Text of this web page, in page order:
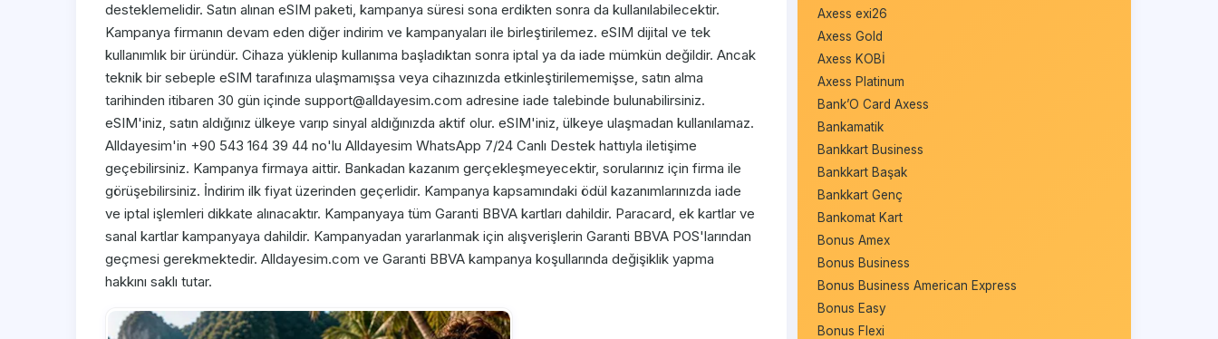
desteklemelidir. Satın alınan eSIM paketi, kampanya süresi sona erdikten sonra da kullanılabilecektir.
Kampanya firmanın devam eden diğer indirim ve kampanyaları ile birleştirilemez. eSIM dijital ve tek
kullanımlık bir üründür. Cihaza yüklenip kullanıma başladıktan sonra iptal ya da iade mümkün değildir. Ancak
teknik bir sebeple eSIM tarafınıza ulaşmamışsa veya cihazınızda etkinleştirilememişse, satın alma
tarihinden itibaren 30 gün içinde support@alldayesim.com adresine iade talebinde bulunabilirsiniz.
eSIM'iniz, satın aldığınız ülkeye varıp sinyal aldığınızda aktif olur. eSIM'iniz, ülkeye ulaşmadan kullanılamaz.
Alldayesim'in +90 543 164 39 44 no'lu Alldayesim WhatsApp 7/24 Canlı Destek hattıyla iletişime
geçebilirsiniz. Kampanya firmaya aittir. Bankadan kazanım gerçekleşmeyecektir, sorularınız için firma ile
görüşebilirsiniz. İndirim ilk fiyat üzerinden geçerlidir. Kampanya kapsamındaki ödül kazanımlarınızda iade
ve iptal işlemleri dikkate alınacaktır. Kampanyaya tüm Garanti BBVA kartları dahildir. Paracard, ek kartlar ve
sanal kartlar kampanyaya dahildir. Kampanyadan yararlanmak için alışverişlerin Garanti BBVA POS'larından
geçmesi gerekmektedir. Alldayesim.com ve Garanti BBVA kampanya koşullarında değişiklik yapma
hakkını saklı tutar.
Axess exi26
Axess Gold
Axess KOBİ
Axess Platinum
Bank’O Card Axess
Bankamatik
Bankkart Business
Bankkart Başak
Bankkart Genç
Bankomat Kart
Bonus Amex
Bonus Business
Bonus Business American Express
Bonus Easy
Bonus Flexi